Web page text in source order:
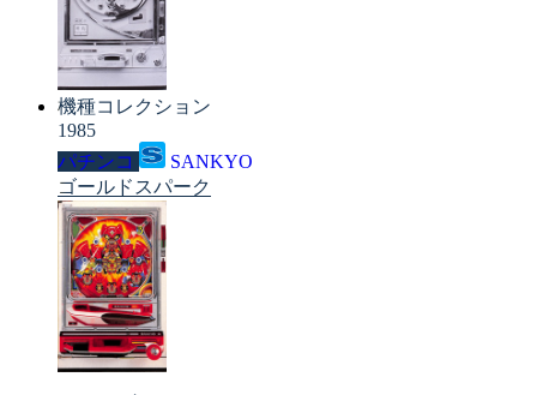
機種コレクション
1985
パチンコ
SANKYO
ゴールドスパーク